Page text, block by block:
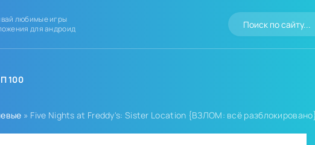
любимые игры
для андроид
100
» Five Nights at Freddy's: Sister Location {ВЗЛОМ: всё разблокировано}